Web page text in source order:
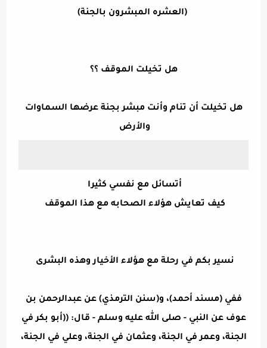
(العشره المبشرون بالجنة)
هل تخيلت الموقف ؟؟
هل تخيلت أن تنام وأنت مبشر بجنة عرضها السماوات
والأرض
أتسائل مع نفسي كثيرا
كيف تعايش هؤلاء الصحابه مع هذا الموقف
نسير بكم في رحلة مع هؤلاء الأخيار وهذه البشرى
ففي (مسند أحمد)، و(سنن الترمذي) عن عبدالرحمن بن
عوف عن النبي - صلى الله عليه وسلم - قال: ((أبو بكر في
الجنة، وعمر في الجنة، وعثمان في الجنة، وعلي في الجنة،